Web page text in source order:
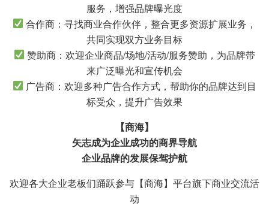
服务，增强品牌曝光度
合作商：寻找商业合作伙伴，整合更多资源扩展业务，
共同实现双方业务目标
赞助商：欢迎企业商品/场地/活动/服务赞助，为品牌带
来广泛曝光和宣传机会
广告商：欢迎多种广告合作方式，帮助你的品牌达到目
标受众，提升广告效果
【商海】
矢志成为企业成功的商界导航
企业品牌的发展保驾护航
欢迎各大企业老板们踊跃参与【商海】平台旗下商业交流活
动